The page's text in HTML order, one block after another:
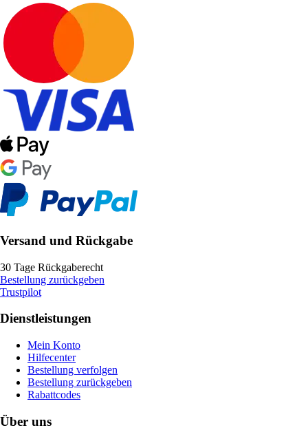
Versand und Rückgabe
30 Tage Rückgaberecht
Bestellung zurückgeben
Trustpilot
Dienstleistungen
Mein Konto
Hilfecenter
Bestellung verfolgen
Bestellung zurückgeben
Rabattcodes
Über uns